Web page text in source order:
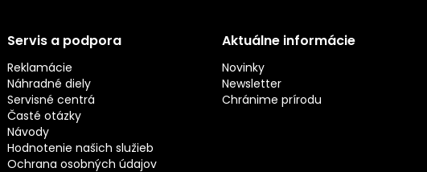
Servis a podpora
Reklamácie
Náhradné diely
Servisné centrá
Časté otázky
Návody
Hodnotenie našich služieb
Ochrana osobných údajov
Aktuálne informácie
Novinky
Newsletter
Chránime prírodu